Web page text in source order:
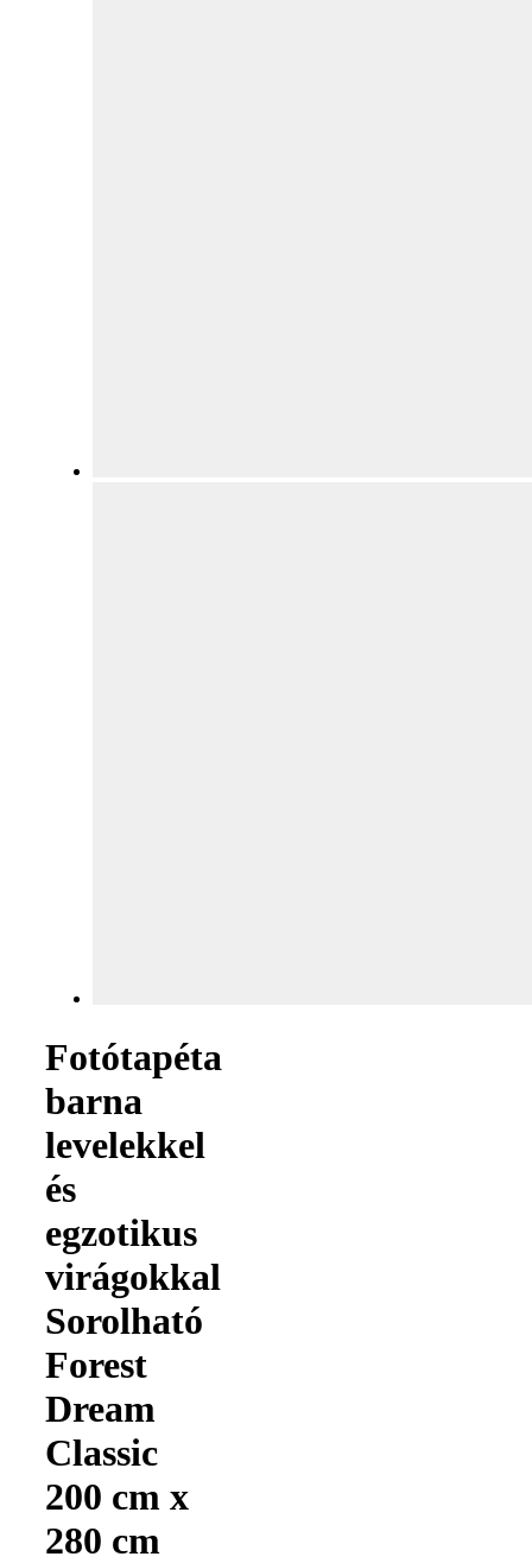
Fotótapéta
barna
levelekkel
és
egzotikus
virágokkal
Sorolható
Forest
Dream
Classic
200 cm x
280 cm